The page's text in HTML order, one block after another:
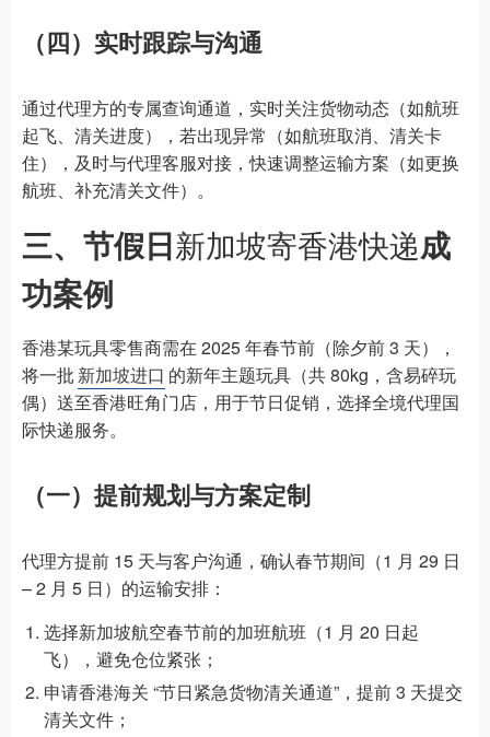
（四）实时跟踪与沟通
通过代理方的专属查询通道，实时关注货物动态（如航班
起飞、清关进度），若出现异常（如航班取消、清关卡
住），及时与代理客服对接，快速调整运输方案（如更换
航班、补充清关文件）。
三、节假日新加坡寄香港快递成
功案例
香港某玩具零售商需在 2025 年春节前（除夕前 3 天），
将一批新加坡进口 的新年主题玩具（共 80kg，含易碎玩
偶）送至香港旺角门店，用于节日促销，选择全境代理国
际快递服务。
（一）提前规划与方案定制
代理方提前 15 天与客户沟通，确认春节期间（1 月 29 日
– 2 月 5 日）的运输安排：
选择新加坡航空春节前的加班航班（1 月 20 日起
飞），避免仓位紧张；
申请香港海关 “节日紧急货物清关通道”，提前 3 天提交
清关文件；